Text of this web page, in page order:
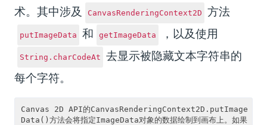
术。其中涉及
CanvasRenderingContext2D 方法
putImageData 和 getImageData ，以及使用
String.charCodeAt
去显示被隐藏文本字符串的
每个字符。
Canvas 2D API的CanvasRenderingContext2D.putImage
Data()方法会将指定ImageData对象的数据绘制到画布上。如果